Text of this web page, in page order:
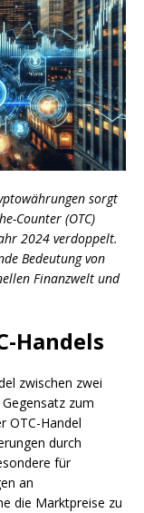
sorgt
Counter (OTC)
2024 verdoppelt.
Bedeutung von
Finanzwelt und
Handels
zwischen zwei
zum
OTC-Handel
durch
für
an
die Marktpreise zu